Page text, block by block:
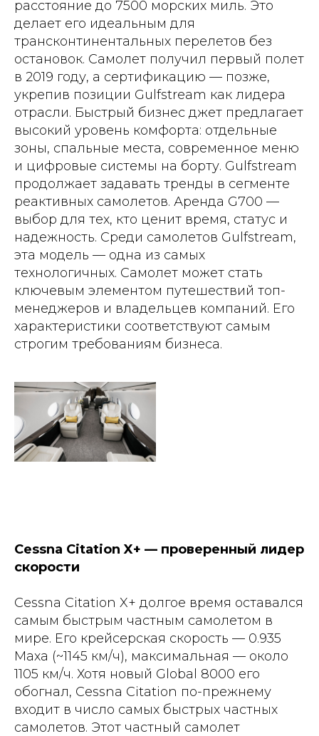
расстояние до 7500 морских миль. Это
делает его идеальным для
трансконтинентальных перелетов без
остановок. Самолет получил первый полет
в 2019 году, а сертификацию — позже,
укрепив позиции Gulfstream как лидера
отрасли. Быстрый бизнес джет предлагает
высокий уровень комфорта: отдельные
зоны, спальные места, современное меню
и цифровые системы на борту. Gulfstream
продолжает задавать тренды в сегменте
реактивных самолетов. Аренда G700 —
выбор для тех, кто ценит время, статус и
надежность. Среди самолетов Gulfstream,
эта модель — одна из самых
технологичных. Самолет может стать
ключевым элементом путешествий топ-
менеджеров и владельцев компаний. Его
характеристики соответствуют самым
строгим требованиям бизнеса.
Cessna Citation X+ — проверенный лидер
скорости
Cessna Citation X+ долгое время оставался
самым быстрым частным самолетом в
мире. Его крейсерская скорость — 0.935
Маха (~1145 км/ч), максимальная — около
1105 км/ч. Хотя новый Global 8000 его
обогнал, Cessna Citation по-прежнему
входит в число самых быстрых частных
самолетов. Этот частный самолет